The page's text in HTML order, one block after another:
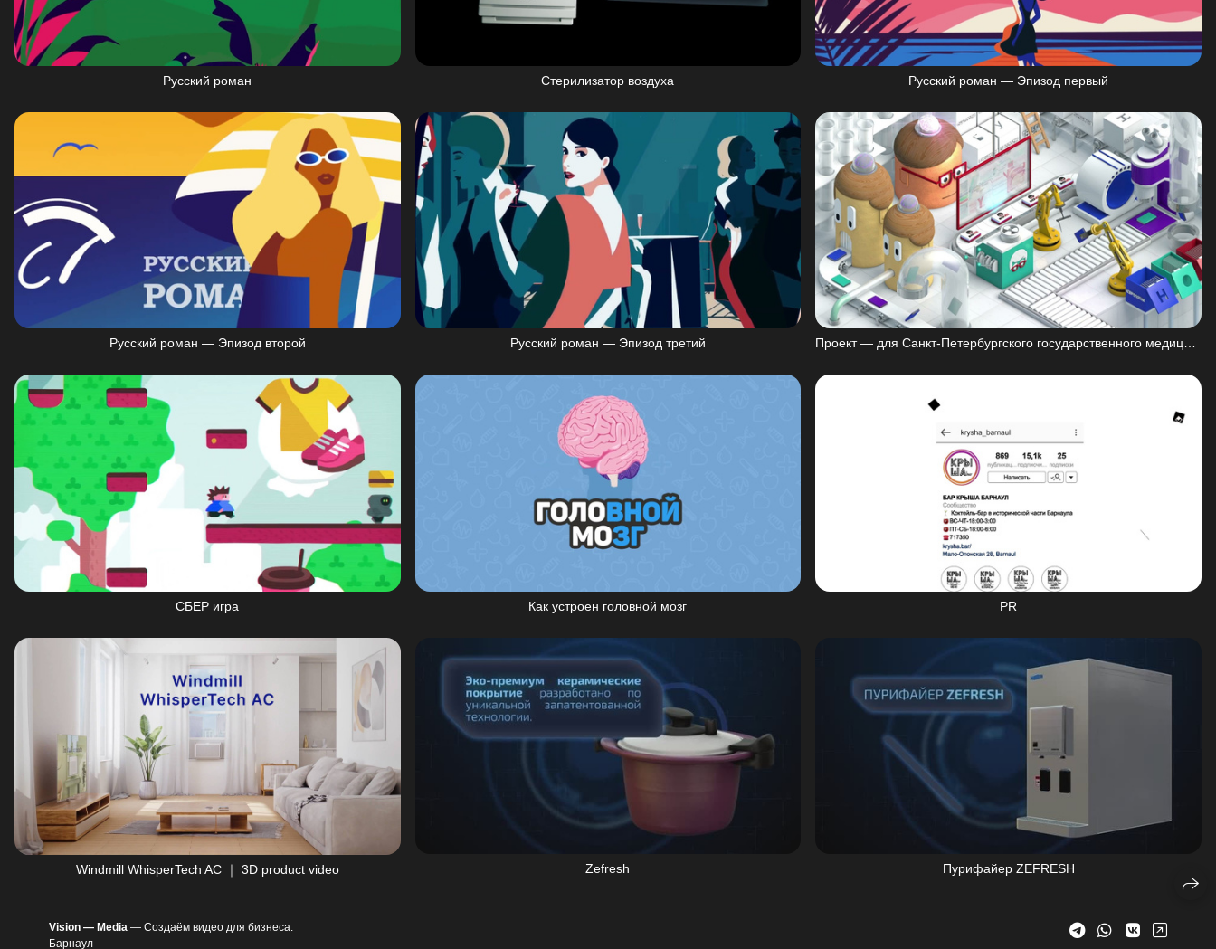
Русский роман Стерилизатор воздуха Русский роман — Эпизод первый
Русский роман — Эпизод второй Русский роман — Эпизод третий Проект — для Санкт-Петербургского государственного медицинского университета
СБЕР игра Как устроен головной мозг PR
Windmill WhisperTech AC ｜ 3D product video Zefresh Пурифайер ZEFRESH
Vision — Media — Создаём видео для бизнеса.
Барнаул